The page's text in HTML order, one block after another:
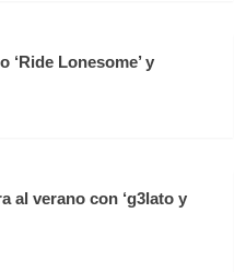
‘Ride Lonesome’ y
al verano con ‘g3lato y